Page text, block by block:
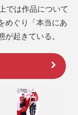
では作品について
めぐり「本当にあ
起きている。